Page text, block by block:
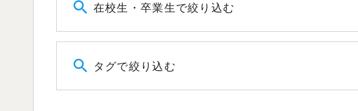
在校生・卒業生で絞り込む
タグで絞り込む